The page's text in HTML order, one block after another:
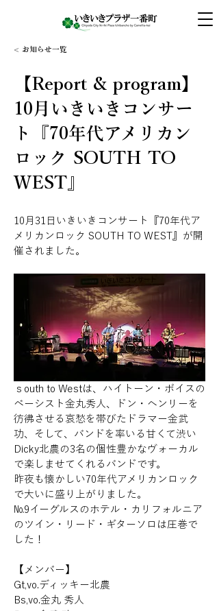
< お知らせ一覧
【Report & program】
10月いきいきコンサー
ト『70年代アメリカン
ロック SOUTH TO
WEST』
10月31日いきいきコンサート『70年代ア
メリカンロック SOUTH TO WEST』が開
催されました。
ｓouth to Westは、ハイトーン・ボイスの
ベーシスト金丸秀人、ドン・ヘンリーを
彷彿させる哀愁を帯びたドラマー金武
功、そして、バンドを率いる甘くて渋い
Dicky北農の 3名の個性豊かなヴォーカル
で楽しませてくれるバンドです。
昨夜も懐かしい70年代アメリカンロック
で大いに盛り上がりました。
№9 イーグルスのホテル・カリフォルニア
のツイン・リード・ギターソロは圧巻で
した！
【メンバー】
Gt,vo.ディッキー北農
Bs,vo.金丸 秀人